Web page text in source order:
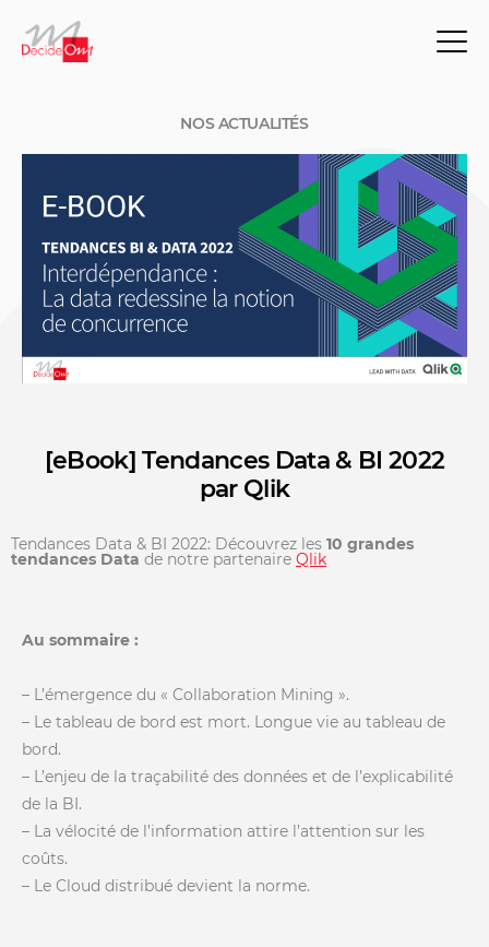
NOS ACTUALITÉS
NOS ACTUALITÉS
[eBook] Tendances Data & BI 2022
par Qlik
Tendances Data & BI 2022: Découvrez les 10 grandes
tendances Data de notre partenaire Qlik
Au sommaire :
– L’émergence du « Collaboration Mining ».
– Le tableau de bord est mort. Longue vie au tableau de
bord.
– L’enjeu de la traçabilité des données et de l’explicabilité
de la BI.
– La vélocité de l’information attire l’attention sur les
coûts.
– Le Cloud distribué devient la norme.